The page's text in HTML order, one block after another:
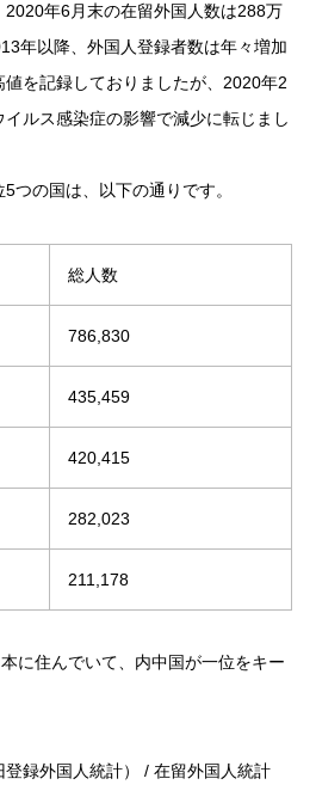
年6月末の在留外国人数は288万
年以降、外国人登録者数は年々増加
値を記録しておりましたが、2020年2
ルス感染症の影響で減少に転じまし
つの国は、以下の通りです。
総人数
786,830
435,459
420,415
282,023
211,178
に住んでいて、内中国が一位をキー
録外国人統計） / 在留外国人統計